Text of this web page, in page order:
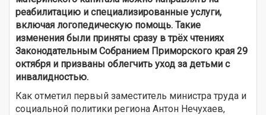
реабилитацию и специализированные услуги,
включая логопедическую помощь. Такие
изменения были приняты сразу в трёх чтениях
Законодательным Собранием Приморского края 29
октября и призваны облегчить уход за детьми с
инвалидностью.
Как отметил первый заместитель министра труда и
социальной политики региона Антон Нечухаев,